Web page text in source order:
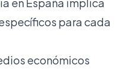
para cada
económicos